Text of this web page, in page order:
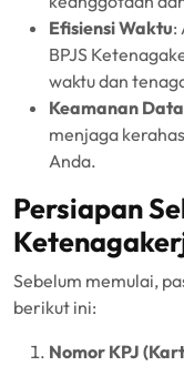
Efisiensi Waktu:
BPJS
waktu dan
Keamanan Data
menjaga
Anda.
Persiapan
Sebelum memulai,
berikut ini:
Nomor KPJ